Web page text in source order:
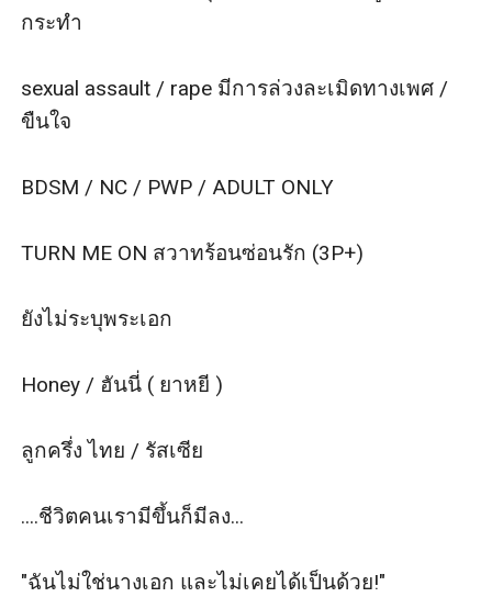
โลก
อ่านคำเตือนก่อนตัดสินใจอ่าน)
กดข้ามเรื่องนี้ไปหาก..
ไม่ชอบนิยายนางเอกแรง ๆ / พระเอกเลวโคตร ๆ
แนะนำให้อ่านตัวอย่าง + อ่านคอมเม้นต์อีกทีก่อนจะกดซื้อ
เตือนไว้เยอะพอสมควรแล้วนะ ถ้าหากไม่ตรงจริตจริง ๆ กด
และนิยายเรื่องนี้เกิดขึ้นเพียงแค่ในจินตนาการของไรท์
เหตุการณ์ทุกอย่างเป็นเพียงเรื่องสมมุติอยู่ในตะเกียงแก้ว
FB : อยู่ในตะเกียงแก้ว
หนังสือนิยายออนไลน์เล่มนี้
กระทำ
sexual assault / rape มีการล่วงละเมิดทางเพศ /
ขืนใจ
BDSM / NC / PWP / ADULT ONLY
TURN ME ON สวาทร้อนซ่อนรัก (3P+)
ยังไม่ระบุพระเอก
Honey / ฮันนี่ ( ยาหยี )
ลูกครึ่ง ไทย / รัสเซีย
....ชีวิตคนเรามีขึ้นก็มีลง...
"ฉันไม่ใช่นางเอก และไม่เคยได้เป็นด้วย!"